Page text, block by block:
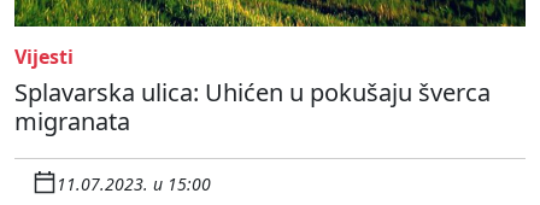
Vijesti
Splavarska ulica: Uhićen u pokušaju šverca
migranata
11.07.2023. u 15:00